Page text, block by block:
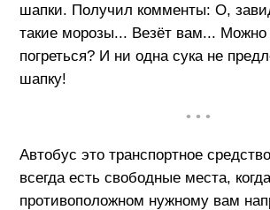
шапки. Получил комменты: О,
такие морозы... Везёт вам... Можно
погреться? И ни одна сука не
шапку!
• • •
Автобус это транспортное
всегда есть свободные места,
противоположном нужному вам